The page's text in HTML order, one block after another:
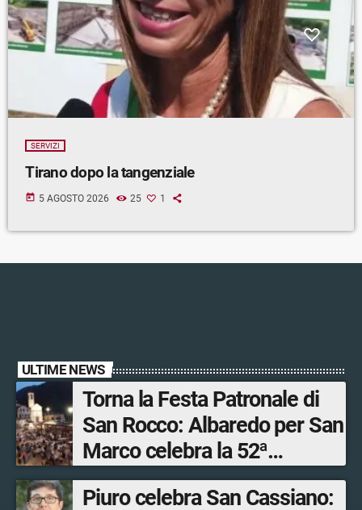
SERVIZI
Tirano dopo la tangenziale
today 5 AGOSTO 2026 25 1
ULTIME NEWS
Torna la Festa Patronale di
San Rocco: Albaredo per San
Marco celebra la 52ª
edizione della sua
manifestazione più sentita
Piuro celebra San Cassiano: